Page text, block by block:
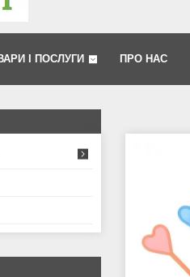
І ПОСЛУГИ ПРО НАС